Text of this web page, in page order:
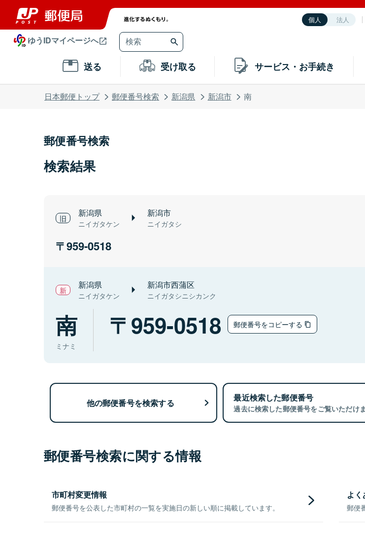
個人 法人
ゆうIDマイページへ
送る 受け取る サービス・お手続き
日本郵便トップ 郵便番号検索 新潟県 新潟市 南
郵便番号検索
検索結果
新潟県
ニイガタケン
新潟市
ニイガタシ
959-0518
新潟県
ニイガタケン
新潟市西蒲区
ニイガタシニシカンク
南
ミナミ
959-0518 郵便番号をコピーする
他の郵便番号を検索する 最近検索した郵便番号
過去に検索した郵便番号をご覧いただけま
郵便番号検索に関する情報
市町村変更情報
郵便番号を公表した市町村の一覧を実施日の新しい順に掲載しています。
よ
郵便